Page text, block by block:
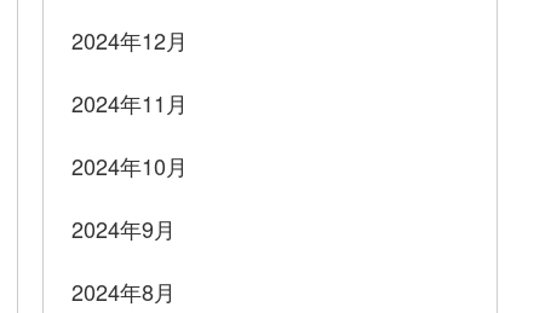
2024年12月
2024年11月
2024年10月
2024年9月
2024年8月